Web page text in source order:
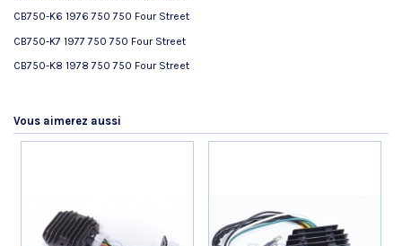
CB750-K6 1976 750 750 Four Street
CB750-K7 1977 750 750 Four Street
CB750-K8 1978 750 750 Four Street
VOIR L'ATTESTATION
Basé sur 5 avis
Vous aimerez aussi